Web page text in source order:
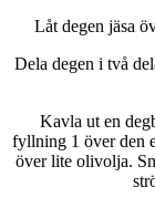
Låt degen jäsa
Dela degen i två
Kavla ut en
fyllning 1 över den
över lite olivolja.